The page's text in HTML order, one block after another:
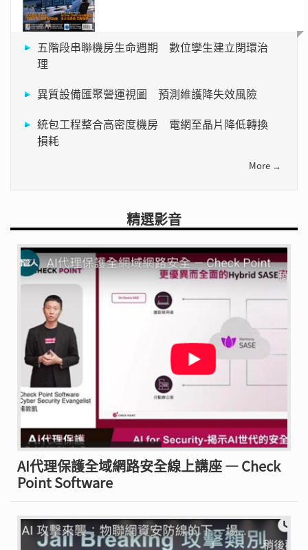
五階段串聯機房生命週期 數位孿生建立閉環治
理
異質設備匯聚營運視圖 預測維護降失效風險
統包工程整合高密度機房 電網至晶片降低轉換
損耗
More →
精選影音
AI代理保護全域網路安全線上講座 — Check
Point Software